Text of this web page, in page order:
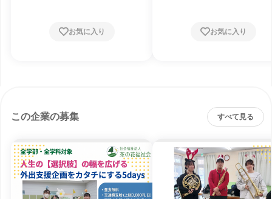
お気に入り お気に入り
この企業の募集 すべて見る